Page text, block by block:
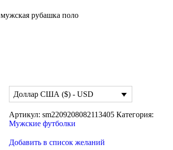
мужская рубашка поло
Доллар США ($) - USD
Артикул: sm2209208082113405 Категория:
Мужские футболки
Добавить в список желаний